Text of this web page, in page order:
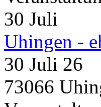
30 Juli
Uhingen -
30 Juli 26
73066